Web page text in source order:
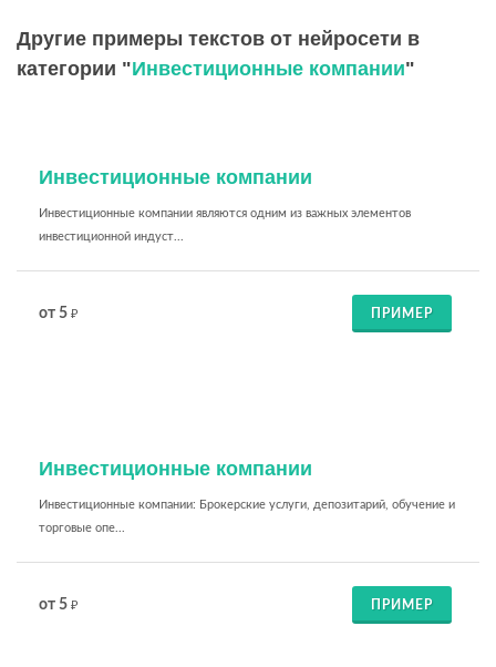
Другие примеры текстов от нейросети в
категории "Инвестиционные компании"
Инвестиционные компании
Инвестиционные компании являются одним из важных элементов
инвестиционной индуст...
от 5 ₽ ПРИМЕР
Инвестиционные компании
Инвестиционные компании: Брокерские услуги, депозитарий, обучение и
торговые опе...
от 5 ₽ ПРИМЕР